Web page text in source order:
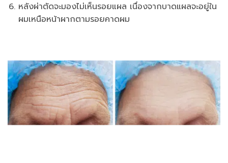
หลังผ่าตัดจะมองไม่เห็นรอยแผล เนื่องจากบาดแผลจะอยู่ใน
ผมเหนือหน้าผากตามรอยคาดผม